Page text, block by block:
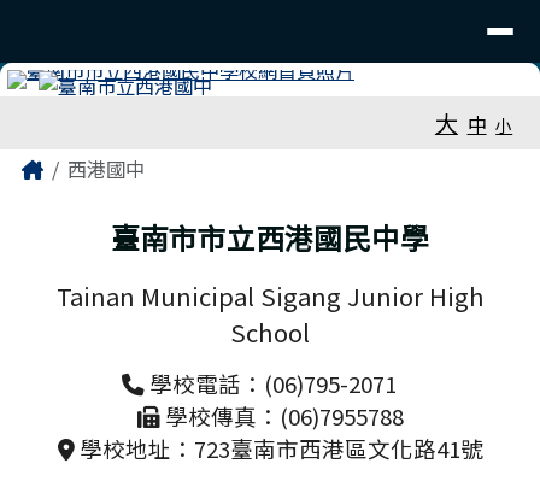
大 中 小
主內容區域
Home西港國中
臺南市市立西港國民中學
Tainan Municipal Sigang Junior High
School
學校電話：(06)795-2071
學校傳真：(06)7955788
學校地址：723臺南市西港區文化路41號
頁尾區域